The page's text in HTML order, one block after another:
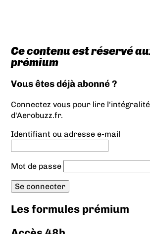
Ce contenu est réservé
prémium
Vous êtes déjà abonné ?
Connectez vous pour lire
d'Aerobuzz.fr.
Identifiant ou adresse e-mail
Mot de passe
Les formules prémium